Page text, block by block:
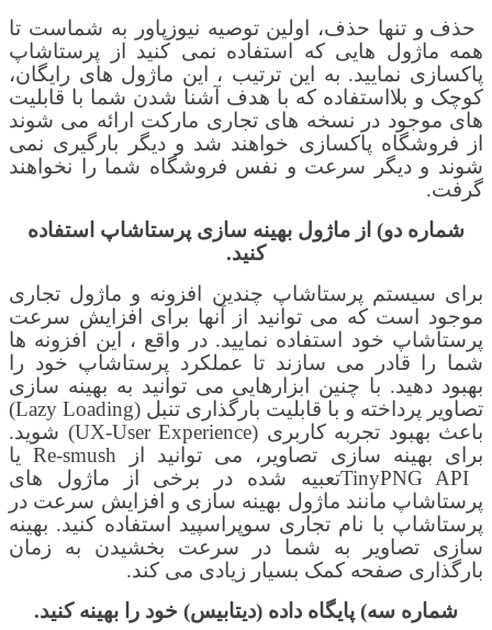
حذف و تنها حذف، اولین توصیه نیوزپاور به شماست تا
همه ماژول هایی که استفاده نمی کنید از پرستاشاپ
پاکسازی نمایید. به این ترتیب ، این ماژول های رایگان،
کوچک و بلااستفاده که با هدف آشنا شدن شما با قابلیت
های موجود در نسخه های تجاری مارکت ارائه می شوند
از فروشگاه پاکسازی خواهند شد و دیگر بارگیری نمی
شوند و دیگر سرعت و نفس فروشگاه شما را نخواهند
گرفت.
شماره دو) از ماژول بهینه سازی پرستاشاپ استفاده
کنید.
برای سیستم پرستاشاپ چندین افزونه و ماژول تجاری
موجود است که می توانید از آنها برای افزایش سرعت
پرستاشاپ خود استفاده نمایید. در واقع ، این افزونه ها
شما را قادر می سازند تا عملکرد پرستاشاپ خود را
بهبود دهید. با چنین ابزارهایی می توانید به بهینه سازی
تصاویر پرداخته و با قابلیت بارگذاری تنبل (Lazy Loading
)
باعث بهبود تجربه کاربری (UX-User Experience) شوید.
برای بهینه سازی تصاویر، می توانید از Re-smush یا
TinyPNG APIتعبیه شده در برخی از ماژول های
پرستاشاپ مانند ماژول بهینه سازی و افزایش سرعت در
پرستاشاپ با نام تجاری سوپراسپید استفاده کنید. بهینه
سازی تصاویر به شما در سرعت بخشیدن به زمان
بارگذاری صفحه کمک بسیار زیادی می کند.
شماره سه) پایگاه داده (دیتابیس) خود را بهینه کنید.